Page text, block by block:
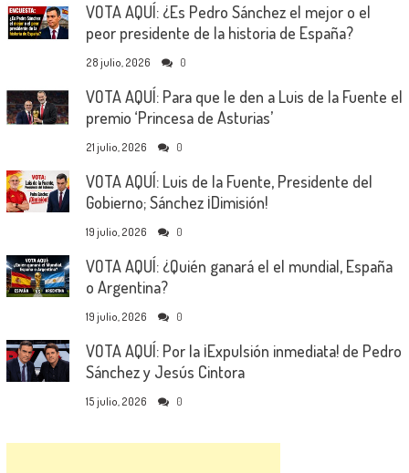
VOTA AQUÍ: ¿Es Pedro Sánchez el mejor o el
peor presidente de la historia de España?
28 julio, 2026 0
VOTA AQUÍ: Para que le den a Luis de la Fuente el
premio ‘Princesa de Asturias’
21 julio, 2026 0
VOTA AQUÍ: Luis de la Fuente, Presidente del
Gobierno; Sánchez ¡Dimisión!
19 julio, 2026 0
VOTA AQUÍ: ¿Quién ganará el el mundial, España
o Argentina?
19 julio, 2026 0
VOTA AQUÍ: Por la ¡Expulsión inmediata! de Pedro
Sánchez y Jesús Cintora
15 julio, 2026 0